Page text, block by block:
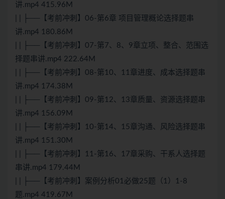
讲.mp4 415.96M
| | ├──【考前冲刺】06-第6章 项目管理概论选择题串
讲.mp4 180.86M
| | ├──【考前冲刺】07-第7、8、9章立项、整合、范围选
择题串讲.mp4 222.64M
| | ├──【考前冲刺】08-第10、11章进度、成本选择题串
讲.mp4 174.38M
| | ├──【考前冲刺】09-第12、13章质量、资源选择题串
讲.mp4 156.09M
| | ├──【考前冲刺】10-第14、15章沟通、风险选择题串
讲.mp4 151.30M
| | ├──【考前冲刺】11-第16、17章采购、干系人选择题
串讲.mp4 179.44M
| | ├──【考前冲刺】案例分析01必做25题（1）1-8
题.mp4 419.67M